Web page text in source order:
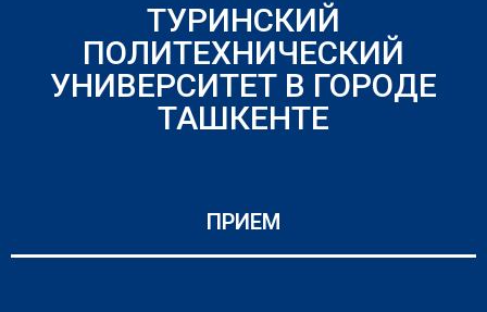
ТУРИНСКИЙ
ПОЛИТЕХНИЧЕСКИЙ
УНИВЕРСИТЕТ В ГОРОДЕ
ТАШКЕНТЕ
ПРИЕМ